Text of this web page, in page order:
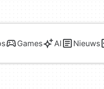
Games AI Nieuws